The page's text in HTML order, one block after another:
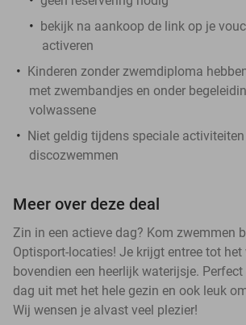
bekijk na aankoop de link op je
activeren
Kinderen zonder zwemdiploma
met zwembandjes en onder
volwassene
Niet geldig tijdens speciale
discozwemmen
Meer over deze deal
Zin in een actieve dag? Kom zwemmen
Optisport-locaties! Je krijgt entree tot
bovendien een heerlijk waterijsje.
dag uit met het hele gezin en ook leuk
Wij wensen je alvast veel plezier!